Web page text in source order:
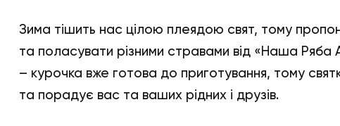
Зима тішить нас цілою плеядою свят, тому
та поласувати різними стравами від «Наша
– курочка вже готова до приготування, тому
та порадує вас та ваших рідних і друзів.